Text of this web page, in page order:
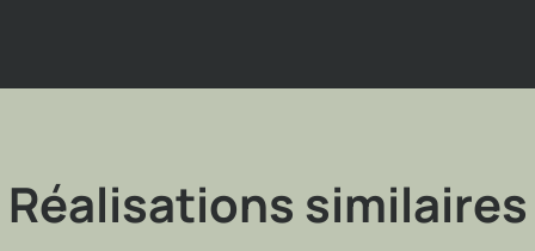
Réalisations similaires